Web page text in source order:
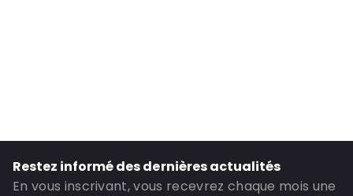
ID de commande: 091001
Restez informé des dernières actualités
En vous inscrivant, vous recevrez chaque mois une